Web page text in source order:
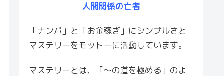
人間関係の亡者
「ナンパ」と「お金稼ぎ」にシンプルさと
マステリーをモットーに活動しています。
マステリーとは、「〜の道を極める」のよ